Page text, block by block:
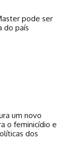
pode ser
do país
um novo
o feminicídio e
dos